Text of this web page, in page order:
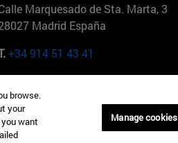
Marquesado de Sta. Marta, 3
Madrid España
+34 914 51 43 41
Theresia-Straße 15 81675
Alemania
browse.
your
want
Manage cookies